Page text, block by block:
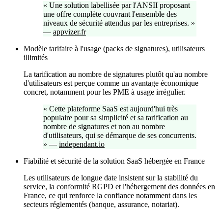
« Une solution labellisée par l'ANSII proposant
une offre complète couvrant l'ensemble des
niveaux de sécurité attendus par les entreprises. »
— appvizer.fr
Modèle tarifaire à l'usage (packs de signatures), utilisateurs
illimités
La tarification au nombre de signatures plutôt qu'au nombre
d'utilisateurs est perçue comme un avantage économique
concret, notamment pour les PME à usage irrégulier.
« Cette plateforme SaaS est aujourd'hui très
populaire pour sa simplicité et sa tarification au
nombre de signatures et non au nombre
d'utilisateurs, qui se démarque de ses concurrents.
» — independant.io
Fiabilité et sécurité de la solution SaaS hébergée en France
Les utilisateurs de longue date insistent sur la stabilité du
service, la conformité RGPD et l'hébergement des données en
France, ce qui renforce la confiance notamment dans les
secteurs réglementés (banque, assurance, notariat).